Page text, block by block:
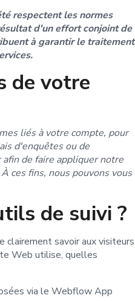
respectent les normes
d'un effort conjoint de
à garantir le traitement
de votre
liés à votre compte, pour
d'enquêtes ou de
de faire appliquer notre
ces fins, nous pouvons vous
de suivi ?
clairement savoir aux visiteurs
Web utilise, quelles
via le Webflow App